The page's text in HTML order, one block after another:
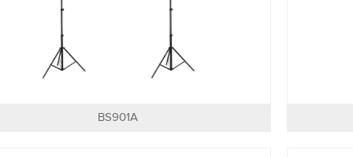
BS901A